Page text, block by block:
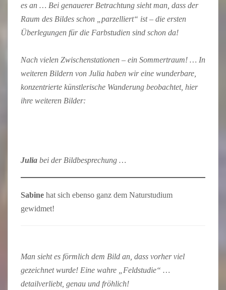
es an … Bei genauerer Betrachtung sieht man, dass der
Raum des Bildes schon „parzelliert“ ist – die ersten
Überlegungen für die Farbstudien sind schon da!
Nach vielen Zwischenstationen – ein Sommertraum! … In
weiteren Bildern von Julia haben wir eine wunderbare,
konzentrierte künstlerische Wanderung beobachtet, hier
ihre weiteren Bilder:
Julia bei der Bildbesprechung …
Sabine hat sich ebenso ganz dem Naturstudium
gewidmet!
Man sieht es förmlich dem Bild an, dass vorher viel
gezeichnet wurde! Eine wahre „Feldstudie“ …
detailverliebt, genau und fröhlich!